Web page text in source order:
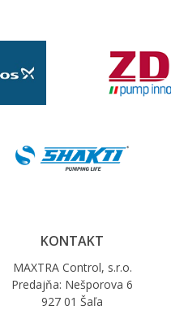
KONTAKT
MAXTRA Control, s.r.o.
Predajňa: Nešporova 6
927 01 Šaľa